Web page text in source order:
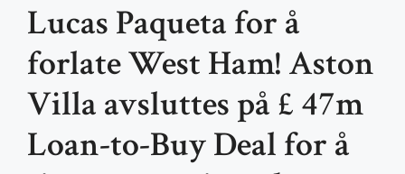
Lucas Paqueta for å
forlate West Ham! Aston
Villa avsluttes på £ 47m
Loan-to-Buy Deal for å